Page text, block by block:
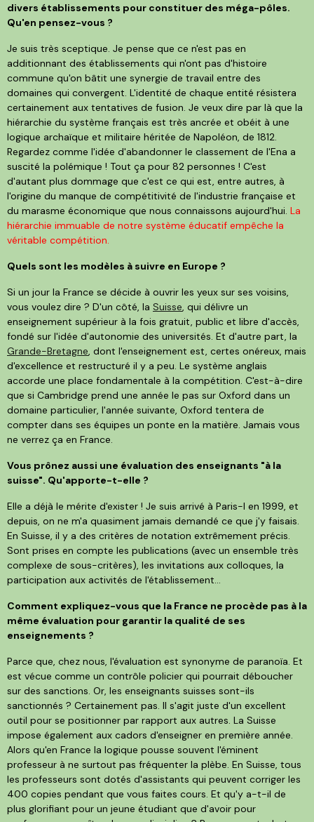
divers établissements pour constituer des méga-pôles.
Qu'en pensez-vous ?
Je suis très sceptique. Je pense que ce n'est pas en
additionnant des établissements qui n'ont pas d'histoire
commune qu'on bâtit une synergie de travail entre des
domaines qui convergent. L'identité de chaque entité résistera
certainement aux tentatives de fusion. Je veux dire par là que la
hiérarchie du système français est très ancrée et obéit à une
logique archaïque et militaire héritée de Napoléon, de 1812.
Regardez comme l'idée d'abandonner le classement de l'Ena a
suscité la polémique ! Tout ça pour 82 personnes ! C'est
d'autant plus dommage que c'est ce qui est, entre autres, à
l'origine du manque de compétitivité de l'industrie française et
du marasme économique que nous connaissons aujourd'hui. La
hiérarchie immuable de notre système éducatif empêche la
véritable compétition.
Quels sont les modèles à suivre en Europe ?
Si un jour la France se décide à ouvrir les yeux sur ses voisins,
vous voulez dire ? D'un côté, la Suisse , qui délivre un
enseignement supérieur à la fois gratuit, public et libre d'accès,
fondé sur l'idée d'autonomie des universités. Et d'autre part, la
Grande-Bretagne , dont l'enseignement est, certes onéreux, mais
d'excellence et restructuré il y a peu. Le système anglais
accorde une place fondamentale à la compétition. C'est-à-dire
que si Cambridge prend une année le pas sur Oxford dans un
domaine particulier, l'année suivante, Oxford tentera de
compter dans ses équipes un ponte en la matière. Jamais vous
ne verrez ça en France.
Vous prônez aussi une évaluation des enseignants "à la
suisse". Qu'apporte-t-elle ?
Elle a déjà le mérite d'exister ! Je suis arrivé à Paris-I en 1999, et
depuis, on ne m'a quasiment jamais demandé ce que j'y faisais.
En Suisse, il y a des critères de notation extrêmement précis.
Sont prises en compte les publications (avec un ensemble très
complexe de sous-critères), les invitations aux colloques, la
participation aux activités de l'établissement...
Comment expliquez-vous que la France ne procède pas à la
même évaluation pour garantir la qualité de ses
enseignements ?
Parce que, chez nous, l'évaluation est synonyme de paranoïa. Et
est vécue comme un contrôle policier qui pourrait déboucher
sur des sanctions. Or, les enseignants suisses sont-ils
sanctionnés ? Certainement pas. Il s'agit juste d'un excellent
outil pour se positionner par rapport aux autres. La Suisse
impose également aux cadors d'enseigner en première année.
Alors qu'en France la logique pousse souvent l'éminent
professeur à ne surtout pas fréquenter la plèbe. En Suisse, tous
les professeurs sont dotés d'assistants qui peuvent corriger les
400 copies pendant que vous faites cours. Et qu'y a-t-il de
plus glorifiant pour un jeune étudiant que d'avoir pour